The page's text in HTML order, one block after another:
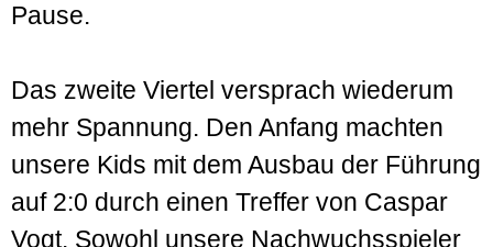
Pause.
Das zweite Viertel versprach wiederum
mehr Spannung. Den Anfang machten
unsere Kids mit dem Ausbau der Führung
auf 2:0 durch einen Treffer von Caspar
Vogt. Sowohl unsere Nachwuchsspieler